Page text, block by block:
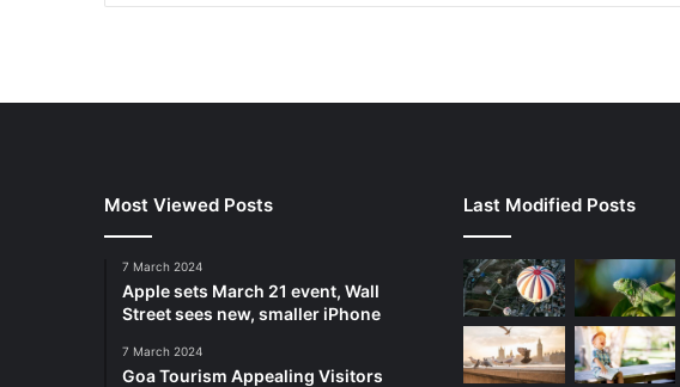
Most Viewed Posts
7 March 2024
Apple sets March 21 event, Wall
Street sees new, smaller iPhone
7 March 2024
Goa Tourism Appealing Visitors
Last Modified Posts